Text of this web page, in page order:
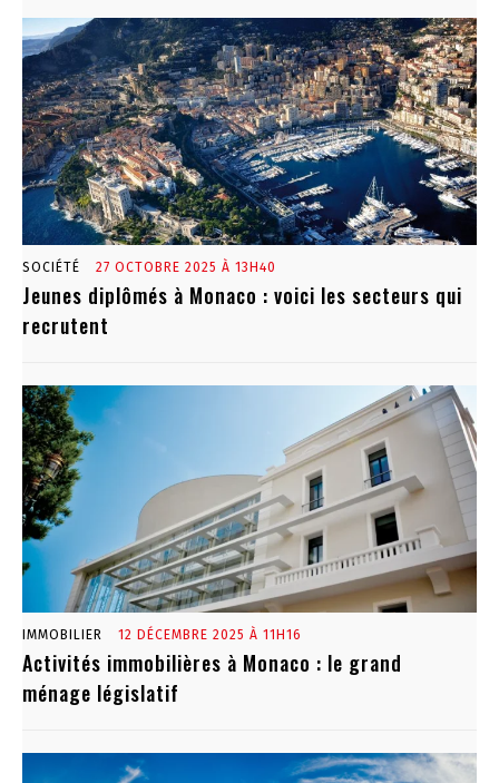
SOCIÉTÉ 27 OCTOBRE 2025 À 13H40
Jeunes diplômés à Monaco : voici les secteurs qui
recrutent
IMMOBILIER 12 DÉCEMBRE 2025 À 11H16
Activités immobilières à Monaco : le grand
ménage législatif